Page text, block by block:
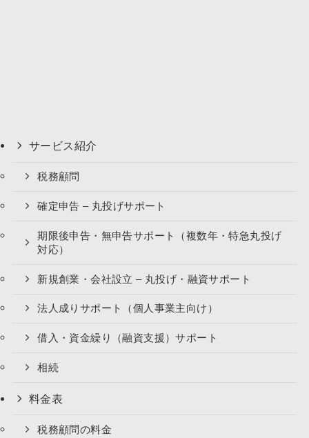
サービス紹介
税務顧問
確定申告 – 丸投げサポート
期限後申告・無申告サポート（複数年・特急丸投げ
対応）
新規創業・会社設立 – 丸投げ・融資サポート
法人成りサポート（個人事業主向け）
借入・資金繰り（融資支援）サポート
相続
料金表
税務顧問の料金